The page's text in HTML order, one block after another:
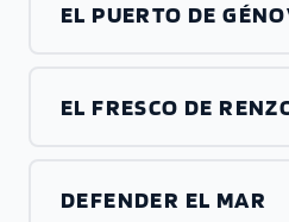
EL PUERTO DE
EL FRESCO DE
DEFENDER EL MAR